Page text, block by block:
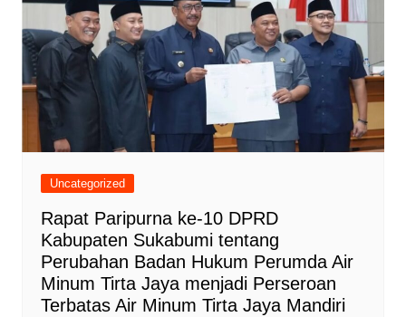
Uncategorized
Rapat Paripurna ke-10 DPRD
Kabupaten Sukabumi tentang
Perubahan Badan Hukum Perumda Air
Minum Tirta Jaya menjadi Perseroan
Terbatas Air Minum Tirta Jaya Mandiri